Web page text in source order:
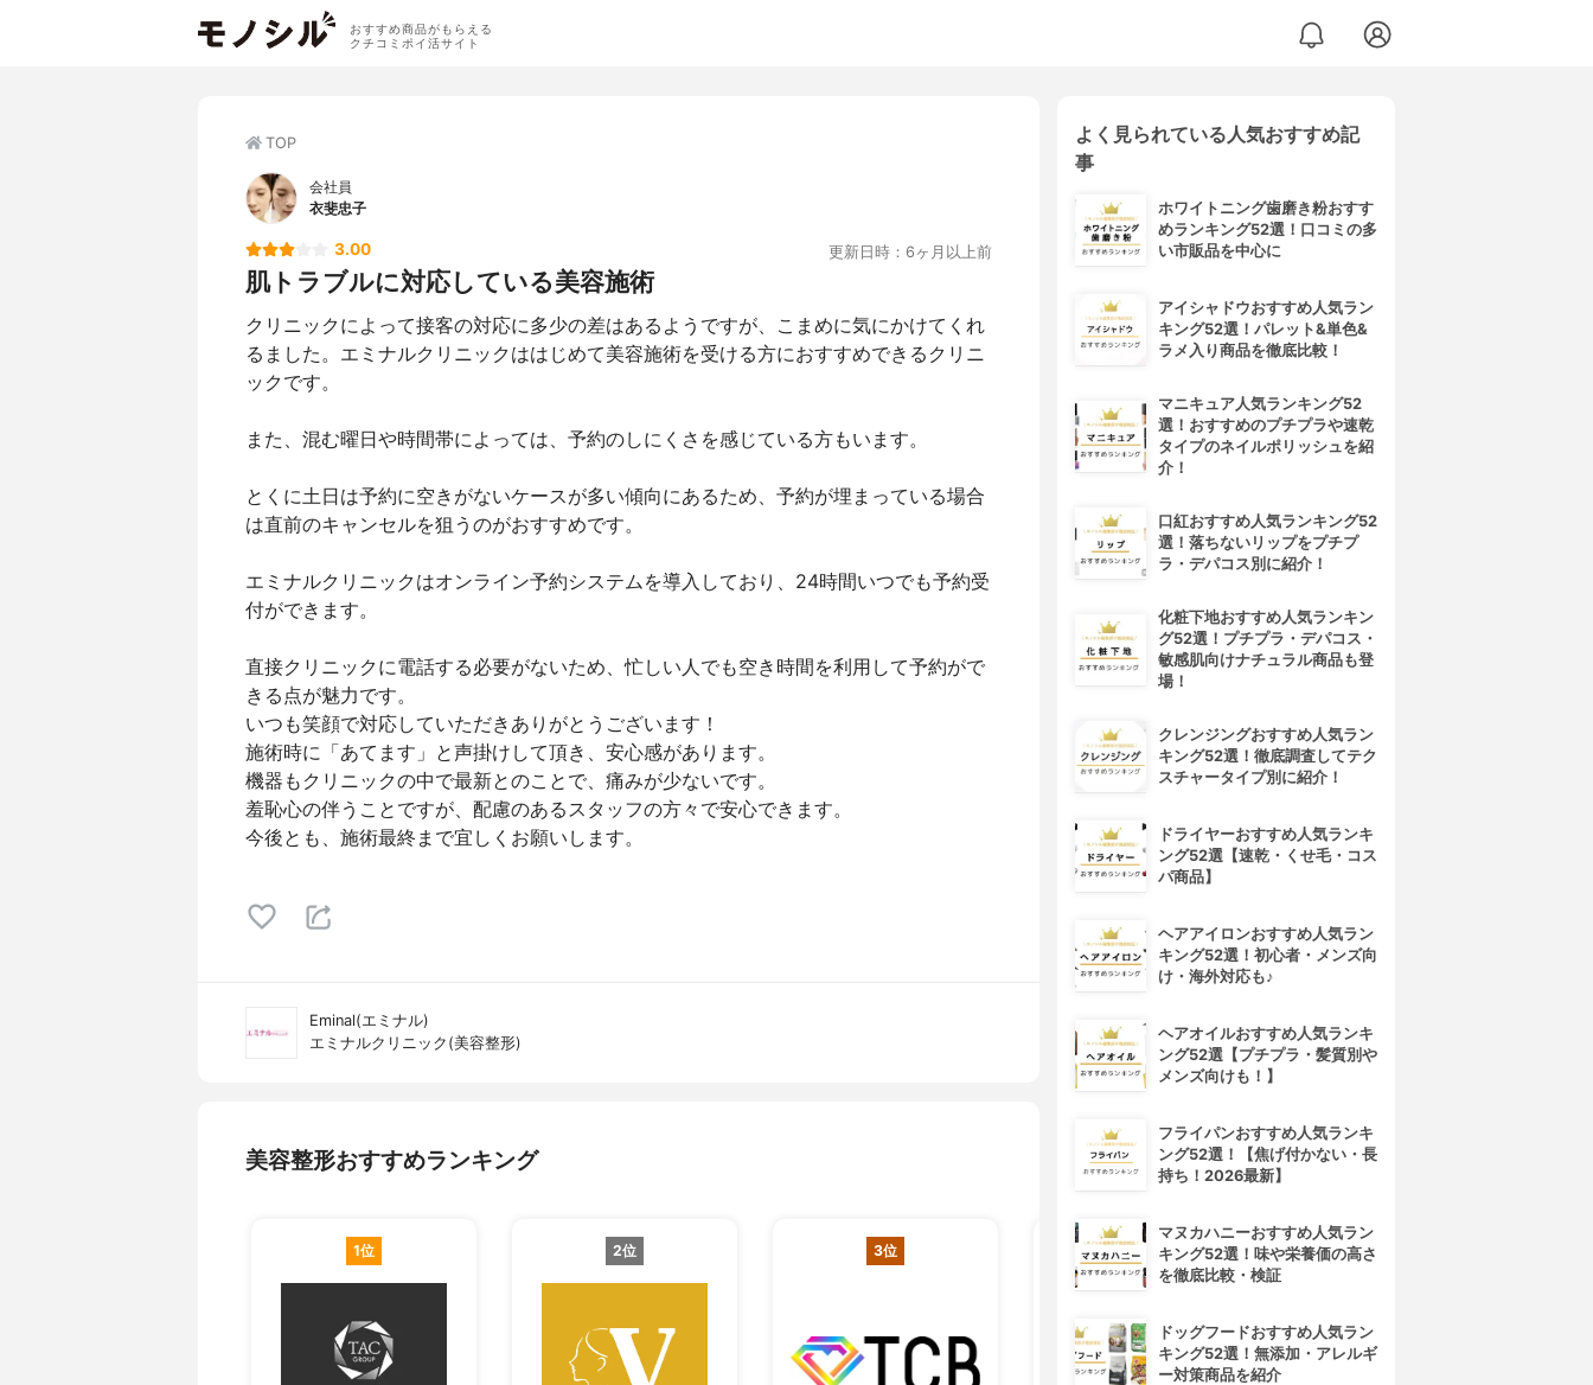
おすすめ商品がもらえる
クチコミポイ活サイト
TOP
会社員
衣斐忠子
3.00 更新日時：6ヶ月以上前
肌トラブルに対応している美容施術
クリニックによって接客の対応に多少の差はあるようですが、こまめに気にかけてくれ
るました。エミナルクリニックははじめて美容施術を受ける方におすすめできるクリニ
ックです。
また、混む曜日や時間帯によっては、予約のしにくさを感じている方もいます。
とくに土日は予約に空きがないケースが多い傾向にあるため、予約が埋まっている場合
は直前のキャンセルを狙うのがおすすめです。
エミナルクリニックはオンライン予約システムを導入しており、24時間いつでも予約受
付ができます。
直接クリニックに電話する必要がないため、忙しい人でも空き時間を利用して予約がで
きる点が魅力です。
いつも笑顔で対応していただきありがとうございます！
施術時に「あてます」と声掛けして頂き、安心感があります。
機器もクリニックの中で最新とのことで、痛みが少ないです。
羞恥心の伴うことですが、配慮のあるスタッフの方々で安心できます。
今後とも、施術最終まで宜しくお願いします。
Eminal(エミナル)
エミナルクリニック(美容整形)
美容整形おすすめランキング
1位 2位 3位 4位
よく見られている人気おすすめ記
事
ホワイトニング歯磨き粉おすす
めランキング52選！口コミの多
い市販品を中心に
アイシャドウおすすめ人気ラン
キング52選！パレット&単色&
ラメ入り商品を徹底比較！
マニキュア人気ランキング52
選！おすすめのプチプラや速乾
タイプのネイルポリッシュを紹
介！
口紅おすすめ人気ランキング52
選！落ちないリップをプチプ
ラ・デパコス別に紹介！
化粧下地おすすめ人気ランキン
グ52選！プチプラ・デパコス・
敏感肌向けナチュラル商品も登
場！
クレンジングおすすめ人気ラン
キング52選！徹底調査してテク
スチャータイプ別に紹介！
ドライヤーおすすめ人気ランキ
ング52選【速乾・くせ毛・コス
パ商品】
ヘアアイロンおすすめ人気ラン
キング52選！初心者・メンズ向
け・海外対応も♪
ヘアオイルおすすめ人気ランキ
ング52選【プチプラ・髪質別や
メンズ向けも！】
フライパンおすすめ人気ランキ
ング52選！【焦げ付かない・長
持ち！2026最新】
マヌカハニーおすすめ人気ラン
キング52選！味や栄養価の高さ
を徹底比較・検証
ドッグフードおすすめ人気ラン
キング52選！無添加・アレルギ
ー対策商品を紹介